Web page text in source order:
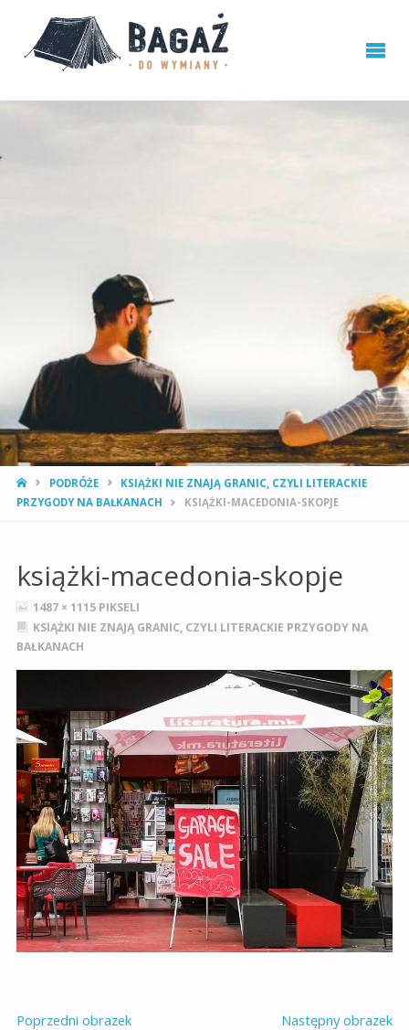
STRONA
GŁÓWNA
PODRÓŻE
KSIĄŻKI NIE ZNAJĄ GRANIC, CZYLI LITERACKIE
PRZYGODY NA BAŁKANACH
KSIĄŻKI-MACEDONIA-SKOPJE
książki-macedonia-skopje
PEŁNY
ROZMIAR
1487 × 1115 PIKSELI
KSIĄŻKI NIE ZNAJĄ GRANIC, CZYLI LITERACKIE PRZYGODY NA
BAŁKANACH
Poprzedni obrazek Następny obrazek